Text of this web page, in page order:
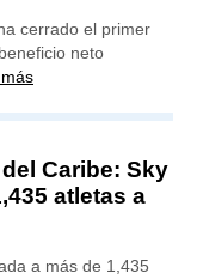
cerrado el primer
neto
Caribe: Sky
atletas a
a más de 1,435